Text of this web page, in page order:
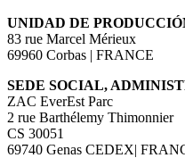
UNIDAD DE
83 rue Marcel Mérieux
69960 Corbas | FRANCE
SEDE SOCIAL,
ZAC EverEst Parc
2 rue Barthélemy Thimonnier
CS 30051
69740 Genas CEDEX|